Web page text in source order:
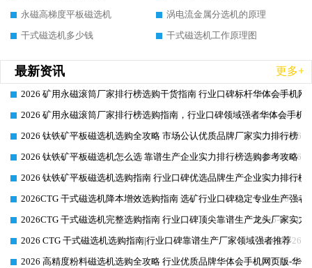
永磁高梯度平板磁选机
涡电流金属分选机的原理
干式磁选机多少钱
干式磁选机工作原理图
最新资讯 更多+
2026-06-26
2026 矿用永磁滚筒厂家排行榜选购干货指南 行业口碑标杆华体会手机网
2026-06-26
2026 矿用永磁滚筒厂家排行榜选购指南，行业口碑领域强者华体会手机
2026-06-26
2026 钛铁矿平板磁选机选购全攻略 市场公认优质品牌厂家实力排行榜
2026-06-26
2026 钛铁矿平板磁选机怎么选 靠谱生产企业实力排行榜选购参考攻略
2026-06-26
2026 钛铁矿平板磁选机选购指南 行业口碑优选品牌生产企业实力排行榜
2026-06-26
2026CTG 干式磁选机降本增效选购指南 选矿行业口碑稳定专业生产强者
2026-06-26
2026CTG 干式磁选机完整选购指南 行业口碑顶尖靠谱生产龙头厂家实力
2026-06-26
2026 CTG 干式磁选机选购指南|行业口碑靠谱生产厂家领域强者推荐
2026-06-26
2026 高精度粉料磁选机选购全攻略 行业优质品牌华体会手机网页版-华